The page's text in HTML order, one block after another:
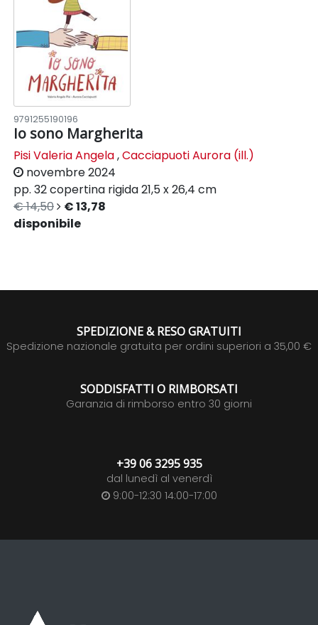
9791255190196
Io sono Margherita
Pisi Valeria Angela,Cacciapuoti Aurora (ill.)
novembre 2024
pp. 32copertina rigida21,5 x 26,4 cm
€ 14,50
€ 13,78
disponibile
SPEDIZIONE & RESO GRATUITI
Spedizione nazionale gratuita per ordini superiori a 35,00 €
SODDISFATTI O RIMBORSATI
Garanzia di rimborso entro 30 giorni
+39 06 3295 935
dal lunedì al venerdì
9:00-12:30 14:00-17:00